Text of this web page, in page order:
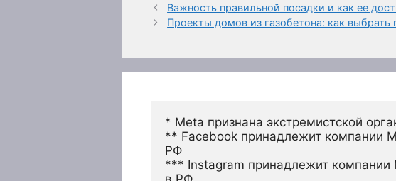
Важность правильной посадки и как ее
Проекты домов из газобетона: как
* Meta признана экстремистской
** Facebook принадлежит компании
РФ
*** Instagram принадлежит компании